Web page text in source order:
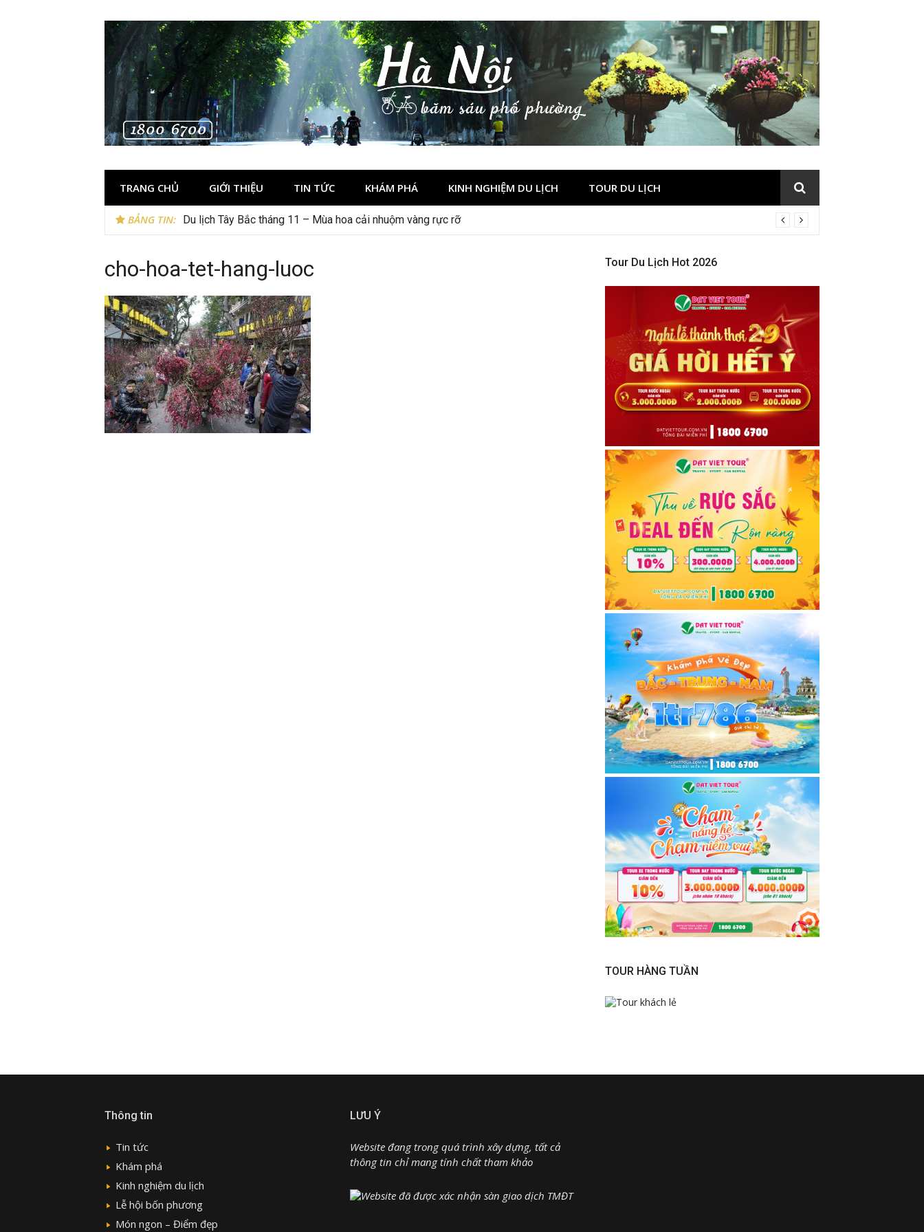
TRANG CHỦ GIỚI THIỆU TIN TỨC KHÁM PHÁ KINH NGHIỆM DU LỊCH TOUR DU LỊCH
BẢNG TIN: Du lịch Tây Bắc tháng 11 – Mùa hoa cải nhuộm vàng rực rỡ
cho-hoa-tet-hang-luoc Tour Du Lịch Hot 2026
TOUR HÀNG TUẦN
Thông tin
Tin tức
Khám phá
Kinh nghiệm du lịch
Lễ hội bốn phương
Món ngon – Điểm đẹp
LƯU Ý
Website đang trong quá trình xây dựng, tất cả
thông tin chỉ mang tính chất tham khảo